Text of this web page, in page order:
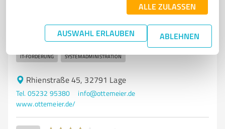
ALLE ZULASSEN
AUSWAHL ERLAUBEN ABLEHNEN
IT-DIENSTLEISTUNGEN
INSTALLATION WARTUNG IT-SICHERHEIT
DATENSICHERUNG SOFTWARELÖSUNGEN HOCHVERFÜGBARKEIT
IT-FÖRDERUNG SYSTEMADMINISTRATION
Rhienstraße 45, 32791 Lage
Tel. 05232 95380
info@ottemeier.de
www.ottemeier.de/